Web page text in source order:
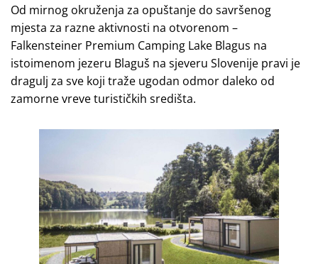
Od mirnog okruženja za opuštanje do savršenog
mjesta za razne aktivnosti na otvorenom –
Falkensteiner Premium Camping Lake Blagus na
istoimenom jezeru Blaguš na sjeveru Slovenije pravi je
dragulj za sve koji traže ugodan odmor daleko od
zamorne vreve turističkih središta.